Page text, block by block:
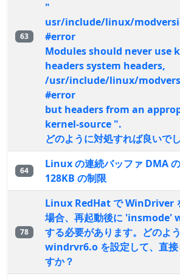
63
"
usr/include/linux/
#error
Modules should never use
headers system headers,
/usr/include/linux/
#error
but headers from an
kernel-source ".
どのように対処すれば良いで
64
Linux の連続バッファ DMA
128KB の制限
78
Linux RedHat で WinDriver
場合、再起動後に 'insmode'
する必要があります。どのよ
windrvr6.o を設定して、直接
すか？